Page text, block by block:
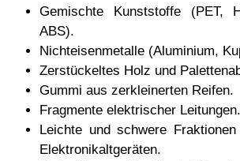
Gemischte Kunststoffe (PET,
ABS).
Nichteisenmetalle (Aluminium,
Zerstückeltes Holz und
Gummi aus zerkleinerten Reifen.
Fragmente elektrischer Leitungen.
Leichte und schwere
Elektronikaltgeräten.